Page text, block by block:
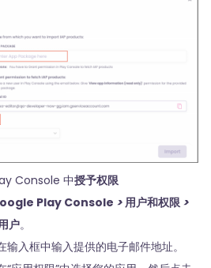
Console 中授予权限
Play Console > 用户和权限 >
户。
输入框中输入提供的电子邮件地址。